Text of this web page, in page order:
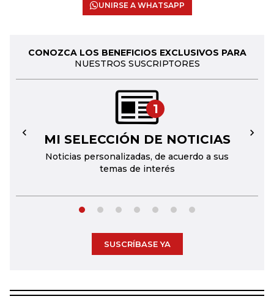
UNIRSE A WHATSAPP
CONOZCA LOS BENEFICIOS EXCLUSIVOS PARA
NUESTROS SUSCRIPTORES
1
MI SELECCIÓN DE NOTICIAS
Noticias personalizadas, de acuerdo a sus
temas de interés
← →
SUSCRÍBASE YA